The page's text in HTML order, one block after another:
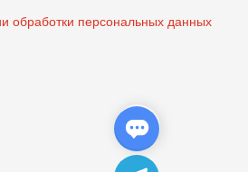
обработки персональных данных